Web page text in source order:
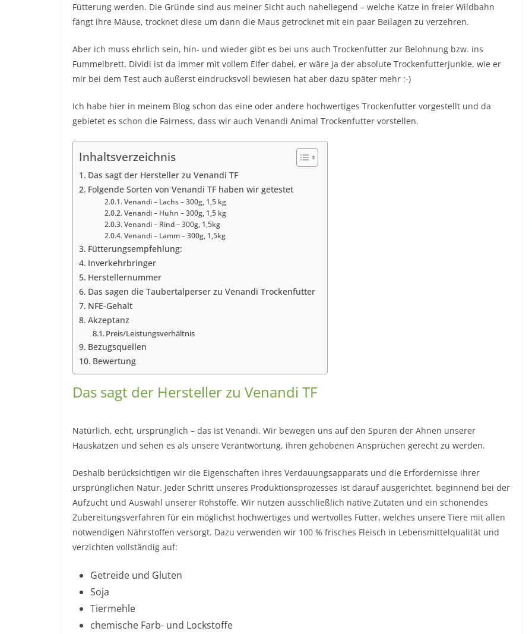
Fütterung werden. Die Gründe sind aus meiner Sicht auch naheliegend – welche Katze in freier Wildbahn
fängt ihre Mäuse, trocknet diese um dann die Maus getrocknet mit ein paar Beilagen zu verzehren.
Aber ich muss ehrlich sein, hin- und wieder gibt es bei uns auch Trockenfutter zur Belohnung bzw. ins
Fummelbrett. Dividi ist da immer mit vollem Eifer dabei, er wäre ja der absolute Trockenfutterjunkie, wie er
mir bei dem Test auch äußerst eindrucksvoll bewiesen hat aber dazu später mehr :-)
Ich habe hier in meinem Blog schon das eine oder andere hochwertiges Trockenfutter vorgestellt und da
gebietet es schon die Fairness, dass wir auch Venandi Animal Trockenfutter vorstellen.
Inhaltsverzeichnis
Das sagt der Hersteller zu Venandi TF
Folgende Sorten von Venandi TF haben wir getestet
Venandi – Lachs – 300g, 1,5 kg
Venandi – Huhn – 300g, 1,5 kg
Venandi – Rind – 300g, 1,5kg
Venandi – Lamm – 300g, 1,5kg
Fütterungsempfehlung:
Inverkehrbringer
Herstellernummer
Das sagen die Taubertalperser zu Venandi Trockenfutter
NFE-Gehalt
Akzeptanz
Preis/Leistungsverhältnis
Bezugsquellen
Bewertung
Das sagt der Hersteller zu Venandi TF
Natürlich, echt, ursprünglich – das ist Venandi. Wir bewegen uns auf den Spuren der Ahnen unserer
Hauskatzen und sehen es als unsere Verantwortung, ihren gehobenen Ansprüchen gerecht zu werden.
Deshalb berücksichtigen wir die Eigenschaften ihres Verdauungsapparats und die Erfordernisse ihrer
ursprünglichen Natur. Jeder Schritt unseres Produktionsprozesses ist darauf ausgerichtet, beginnend bei der
Aufzucht und Auswahl unserer Rohstoffe. Wir nutzen ausschließlich native Zutaten und ein schonendes
Zubereitungsverfahren für ein möglichst hochwertiges und wertvolles Futter, welches unsere Tiere mit allen
notwendigen Nährstoffen versorgt. Dazu verwenden wir 100 % frisches Fleisch in Lebensmittelqualität und
verzichten vollständig auf:
Getreide und Gluten
Soja
Tiermehle
chemische Farb- und Lockstoffe